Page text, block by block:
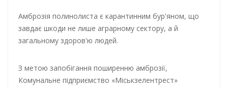
Амброзія полинолиста є карантинним бур'яном, що
завдає шкоди не лише аграрному сектору, а й
загальному здоров'ю людей.
З метою запобігання поширенню амброзії,
Комунальне підприємство «Міськзелентрест»